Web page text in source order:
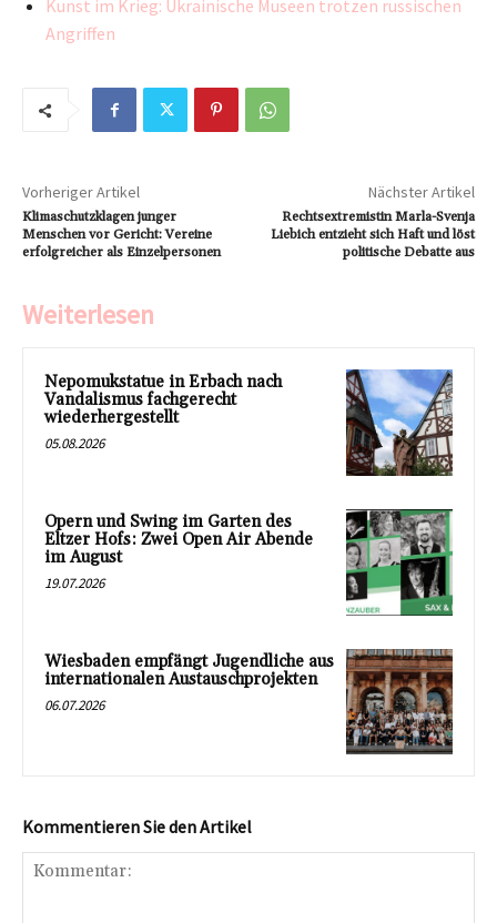
Kunst im Krieg: Ukrainische Museen trotzen russischen
Angriffen
Vorheriger Artikel
Klimaschutzklagen junger
Menschen vor Gericht: Vereine
erfolgreicher als Einzelpersonen
Nächster Artikel
Rechtsextremistin Marla-Svenja
Liebich entzieht sich Haft und löst
politische Debatte aus
Weiterlesen
Nepomukstatue in Erbach nach
Vandalismus fachgerecht
wiederhergestellt
05.08.2026
Opern und Swing im Garten des
Eltzer Hofs: Zwei Open Air Abende
im August
19.07.2026
Wiesbaden empfängt Jugendliche aus
internationalen Austauschprojekten
06.07.2026
Kommentieren Sie den Artikel